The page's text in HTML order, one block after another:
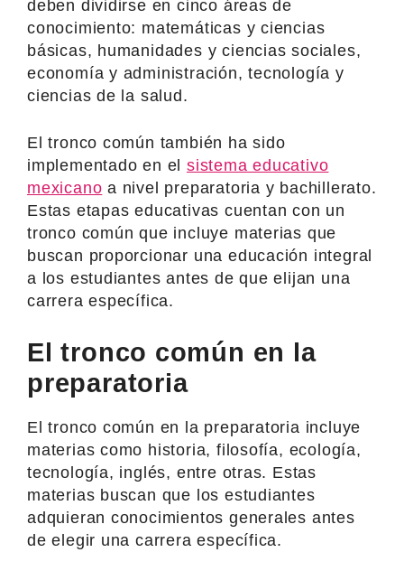
deben dividirse en cinco áreas de
conocimiento: matemáticas y ciencias
básicas, humanidades y ciencias sociales,
economía y administración, tecnología y
ciencias de la salud.
El tronco común también ha sido
implementado en elsistema educativo
mexicano a nivel preparatoria y bachillerato.
Estas etapas educativas cuentan con un
tronco común que incluye materias que
buscan proporcionar una educación integral
a los estudiantes antes de que elijan una
carrera específica.
El tronco común en la
preparatoria
El tronco común en la preparatoria incluye
materias como historia, filosofía, ecología,
tecnología, inglés, entre otras. Estas
materias buscan que los estudiantes
adquieran conocimientos generales antes
de elegir una carrera específica.